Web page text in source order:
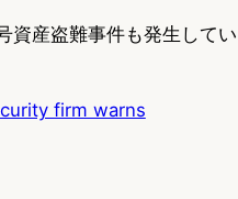
資産盗難事件も発生してい
firm warns